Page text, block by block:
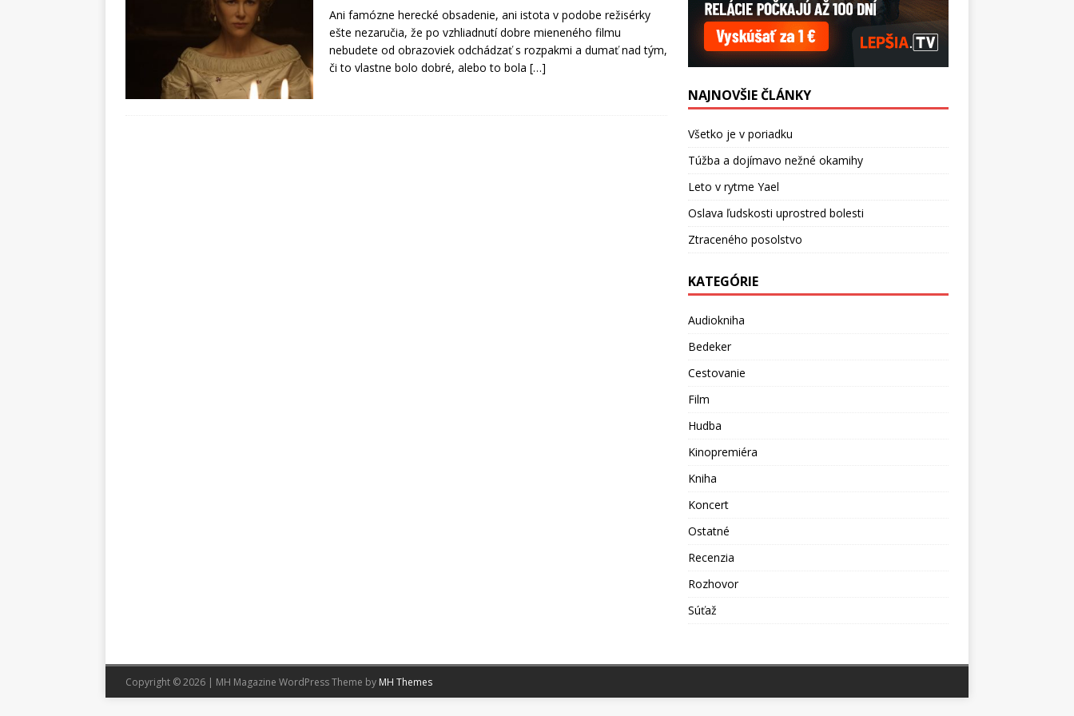
Ani famózne herecké obsadenie, ani istota v podobe režisérky
ešte nezaručia, že po vzhliadnutí dobre mieneného filmu
nebudete od obrazoviek odchádzať s rozpakmi a dumať nad tým,
či to vlastne bolo dobré, alebo to bola […]
NAJNOVŠIE ČLÁNKY
Všetko je v poriadku
Túžba a dojímavo nežné okamihy
Leto v rytme Yael
Oslava ľudskosti uprostred bolesti
Ztraceného posolstvo
KATEGÓRIE
Audiokniha
Bedeker
Cestovanie
Film
Hudba
Kinopremiéra
Kniha
Koncert
Ostatné
Recenzia
Rozhovor
Súťaž
Copyright © 2026 | MH Magazine WordPress Theme by MH Themes